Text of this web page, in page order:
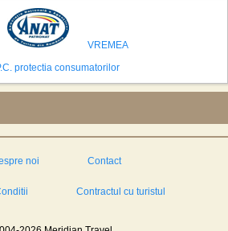
a doua cea mai vizitata tara din lume in 2025,
turistica solida si capacitatea hoteliera."
VREMEA
protectia consumatorilor
noi Contact
Contractul cu turistul